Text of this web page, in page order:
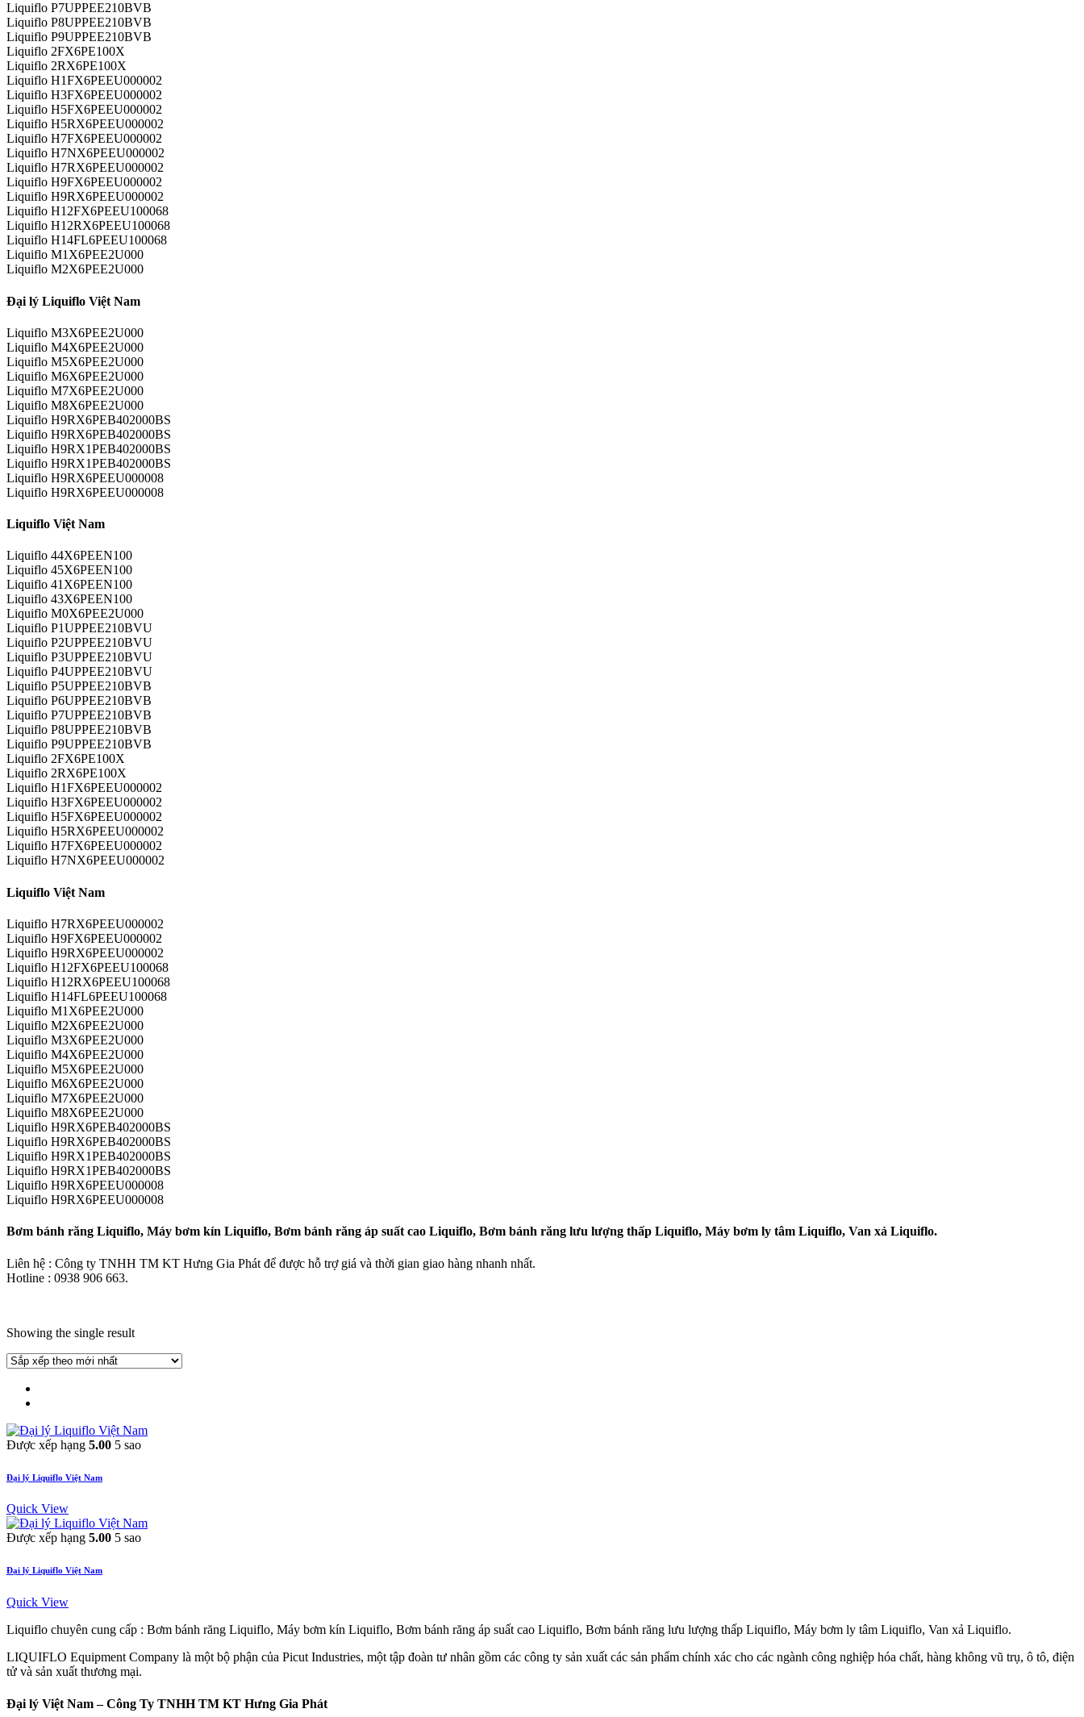
Liquiflo P7UPPEE210BVB
Liquiflo P8UPPEE210BVB
Liquiflo P9UPPEE210BVB
Liquiflo 2FX6PE100X
Liquiflo 2RX6PE100X
Liquiflo H1FX6PEEU000002
Liquiflo H3FX6PEEU000002
Liquiflo H5FX6PEEU000002
Liquiflo H5RX6PEEU000002
Liquiflo H7FX6PEEU000002
Liquiflo H7NX6PEEU000002
Liquiflo H7RX6PEEU000002
Liquiflo H9FX6PEEU000002
Liquiflo H9RX6PEEU000002
Liquiflo H12FX6PEEU100068
Liquiflo H12RX6PEEU100068
Liquiflo H14FL6PEEU100068
Liquiflo M1X6PEE2U000
Liquiflo M2X6PEE2U000
Đại lý Liquiflo Việt Nam
Liquiflo M3X6PEE2U000
Liquiflo M4X6PEE2U000
Liquiflo M5X6PEE2U000
Liquiflo M6X6PEE2U000
Liquiflo M7X6PEE2U000
Liquiflo M8X6PEE2U000
Liquiflo H9RX6PEB402000BS
Liquiflo H9RX6PEB402000BS
Liquiflo H9RX1PEB402000BS
Liquiflo H9RX1PEB402000BS
Liquiflo H9RX6PEEU000008
Liquiflo H9RX6PEEU000008
Liquiflo Việt Nam
Liquiflo 44X6PEEN100
Liquiflo 45X6PEEN100
Liquiflo 41X6PEEN100
Liquiflo 43X6PEEN100
Liquiflo M0X6PEE2U000
Liquiflo P1UPPEE210BVU
Liquiflo P2UPPEE210BVU
Liquiflo P3UPPEE210BVU
Liquiflo P4UPPEE210BVU
Liquiflo P5UPPEE210BVB
Liquiflo P6UPPEE210BVB
Liquiflo P7UPPEE210BVB
Liquiflo P8UPPEE210BVB
Liquiflo P9UPPEE210BVB
Liquiflo 2FX6PE100X
Liquiflo 2RX6PE100X
Liquiflo H1FX6PEEU000002
Liquiflo H3FX6PEEU000002
Liquiflo H5FX6PEEU000002
Liquiflo H5RX6PEEU000002
Liquiflo H7FX6PEEU000002
Liquiflo H7NX6PEEU000002
Liquiflo Việt Nam
Liquiflo H7RX6PEEU000002
Liquiflo H9FX6PEEU000002
Liquiflo H9RX6PEEU000002
Liquiflo H12FX6PEEU100068
Liquiflo H12RX6PEEU100068
Liquiflo H14FL6PEEU100068
Liquiflo M1X6PEE2U000
Liquiflo M2X6PEE2U000
Liquiflo M3X6PEE2U000
Liquiflo M4X6PEE2U000
Liquiflo M5X6PEE2U000
Liquiflo M6X6PEE2U000
Liquiflo M7X6PEE2U000
Liquiflo M8X6PEE2U000
Liquiflo H9RX6PEB402000BS
Liquiflo H9RX6PEB402000BS
Liquiflo H9RX1PEB402000BS
Liquiflo H9RX1PEB402000BS
Liquiflo H9RX6PEEU000008
Liquiflo H9RX6PEEU000008
Bơm bánh răng Liquiflo, Máy bơm kín Liquiflo, Bơm bánh răng áp suất cao Liquiflo, Bơm bánh răng lưu lượng thấp Liquiflo, Máy bơm ly tâm Liquiflo, Van xả Liquiflo.
Liên hệ : Công ty TNHH TM KT Hưng Gia Phát để được hỗ trợ giá và thời gian giao hàng nhanh nhất.
Hotline : 0938 906 663.
Showing the single result
Được xếp hạng 5.00 5 sao
Đại lý Liquiflo Việt Nam
Quick View
Được xếp hạng 5.00 5 sao
Đại lý Liquiflo Việt Nam
Quick View
Liquiflo chuyên cung cấp : Bơm bánh răng Liquiflo, Máy bơm kín Liquiflo, Bơm bánh răng áp suất cao Liquiflo, Bơm bánh răng lưu lượng thấp Liquiflo, Máy bơm ly tâm Liquiflo, Van xả Liquiflo.
LIQUIFLO Equipment Company là một bộ phận của Picut Industries, một tập đoàn tư nhân gồm các công ty sản xuất các sản phẩm chính xác cho các ngành công nghiệp hóa chất, hàng không vũ trụ, ô tô, điện
tử và sản xuất thương mại.
Đại lý Việt Nam – Công Ty TNHH TM KT Hưng Gia Phát